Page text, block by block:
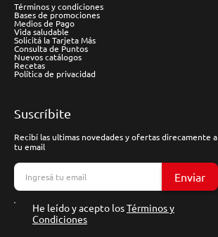
Términos y condiciones
Bases de promociones
Medios de Pago
Vida saludable
Solicitá la Tarjeta Más
Consulta de Puntos
Nuevos catálogos
Recetas
Política de privacidad
Suscríbite
Recibí las ultimas novedades y ofertas direcamente a
tu email
Enviar
He leído y acepto losTérminos y
Condiciones